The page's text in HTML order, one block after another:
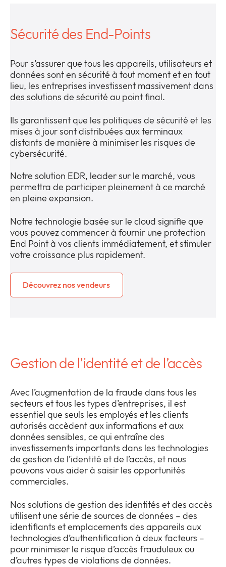
Sécurité des End-Points
Pour s’assurer que tous les appareils, utilisateurs et
données sont en sécurité à tout moment et en tout
lieu, les entreprises investissent massivement dans
des solutions de sécurité au point final.
Ils garantissent que les politiques de sécurité et les
mises à jour sont distribuées aux terminaux
distants de manière à minimiser les risques de
cybersécurité.
Notre solution EDR, leader sur le marché, vous
permettra de participer pleinement à ce marché
en pleine expansion.
Notre technologie basée sur le cloud signifie que
vous pouvez commencer à fournir une protection
End Point à vos clients immédiatement, et stimuler
votre croissance plus rapidement.
Découvrez nos vendeurs
Gestion de l’identité et de l’accès
Avec l’augmentation de la fraude dans tous les
secteurs et tous les types d’entreprises, il est
essentiel que seuls les employés et les clients
autorisés accèdent aux informations et aux
données sensibles, ce qui entraîne des
investissements importants dans les technologies
de gestion de l’identité et de l’accès, et nous
pouvons vous aider à saisir les opportunités
commerciales.
Nos solutions de gestion des identités et des accès
utilisent une série de sources de données – des
identifiants et emplacements des appareils aux
technologies d’authentification à deux facteurs –
pour minimiser le risque d’accès frauduleux ou
d’autres types de violations de données.